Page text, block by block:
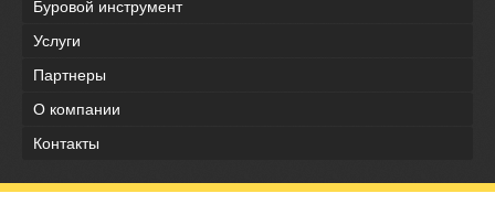
Буровой инструмент
Услуги
Партнеры
О компании
Контакты